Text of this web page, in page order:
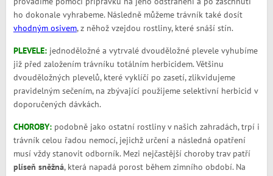
ho dokonale vyhrabeme. Následně můžeme trávník také dosít
vhodným osivem, z něhož vzejdou rostliny, které snáší stín.
PLEVELE: jednoděložné a vytrvalé dvouděložné plevele vyhubíme
již před založením trávníku totálním herbicidem. Většinu
dvouděložných plevelů, které vyklíčí po zasetí, zlikvidujeme
pravidelným sečením, na zbývající použijeme selektivní herbicid v
doporučených dávkách.
CHOROBY: podobně jako ostatní rostliny v našich zahradách, trpí i
trávník celou řadou nemocí, jejichž určení a následná opatření
musí vždy stanovit odborník. Mezi nejčastější choroby trav patří
plíseň sněžná, která napadá porost během zimního období. Na